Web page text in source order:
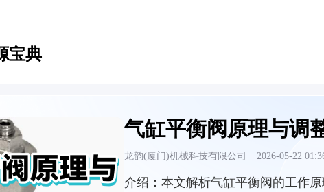
宝典
气缸平衡阀原理与调
龙韵(厦门)机械科技有限公司 · 2026-05-22
介绍： 本文解析气缸平衡阀的工作